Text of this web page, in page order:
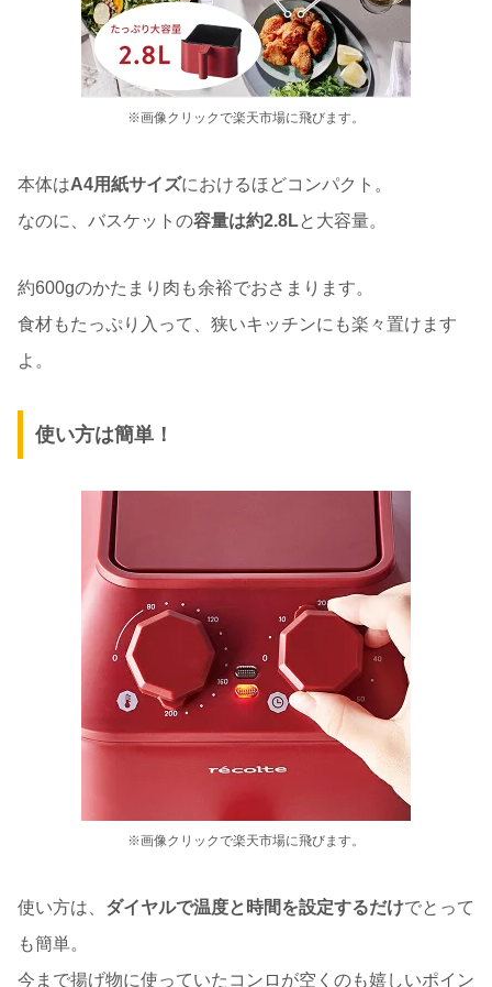
※画像クリックで楽天市場に飛びます。
本体はA4用紙サイズにおけるほどコンパクト。
なのに、バスケットの容量は約2.8Lと大容量。
約600gのかたまり肉も余裕でおさまります。
食材もたっぷり入って、狭いキッチンにも楽々置けます
よ。
使い方は簡単！
※画像クリックで楽天市場に飛びます。
使い方は、 ダイヤルで温度と時間を設定するだけでとって
も簡単。
今まで揚げ物に使っていたコンロが空くのも嬉しいポイン